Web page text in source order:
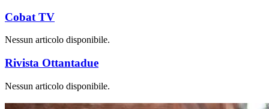
Cobat TV
Nessun articolo disponibile.
Rivista Ottantadue
Nessun articolo disponibile.